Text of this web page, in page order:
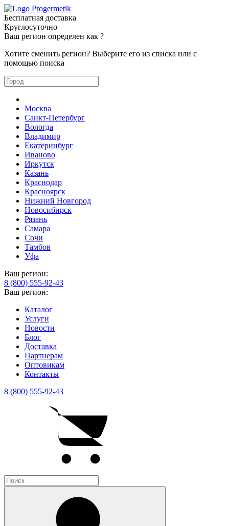
Бесплатная доставка
Круглосуточно
Ваш регион определен как ?
Хотите сменить регион? Выберите его из списка или с
помощью поиска
Москва
Санкт-Петербург
Вологда
Владимир
Екатеринбург
Иваново
Иркутск
Казань
Краснодар
Красноярск
Нижний Новгород
Новосибирск
Рязань
Самара
Сочи
Тамбов
Уфа
Ваш регион:
8 (800) 555-92-43
Ваш регион:
Каталог
Услуги
Новости
Блог
Доставка
Партнерам
Оптовикам
Контакты
8 (800) 555-92-43